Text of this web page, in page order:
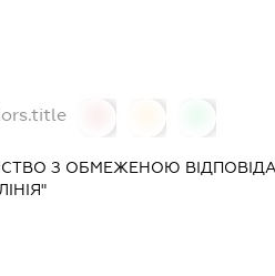
З ОБМЕЖЕНОЮ